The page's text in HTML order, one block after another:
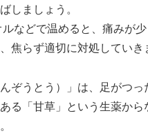
しましょう。
などで温めると、痛みが
焦らず適切に対処していき
ぞうとう）」は、足がつ
る「甘草」という生薬か